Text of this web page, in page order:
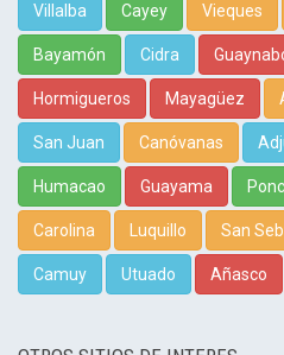
Villalba Cayey Vieques
Bayamón Cidra
Hormigueros Mayagüez
San Juan Canóvanas
Humacao Guayama
Carolina Luquillo San
Camuy Utuado Añasco